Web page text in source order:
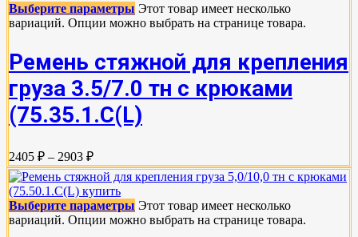
Выберите параметры Этот товар имеет несколько
вариаций. Опции можно выбрать на странице товара.
Ремень стяжной для крепления
груза 3.5/7.0 тн с крюками
(75.35.1.C(L)
2405 ₽ – 2903 ₽
Выберите параметры Этот товар имеет несколько
вариаций. Опции можно выбрать на странице товара.